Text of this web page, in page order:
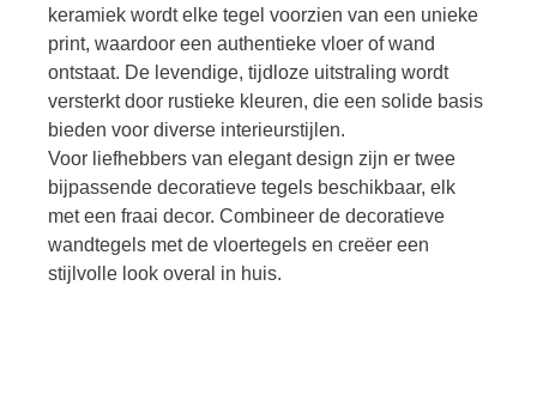
keramiek wordt elke tegel voorzien van een unieke
print, waardoor een authentieke vloer of wand
ontstaat. De levendige, tijdloze uitstraling wordt
versterkt door rustieke kleuren, die een solide basis
bieden voor diverse interieurstijlen.
Voor liefhebbers van elegant design zijn er twee
bijpassende decoratieve tegels beschikbaar, elk
met een fraai decor. Combineer de decoratieve
wandtegels met de vloertegels en creëer een
stijlvolle look overal in huis.